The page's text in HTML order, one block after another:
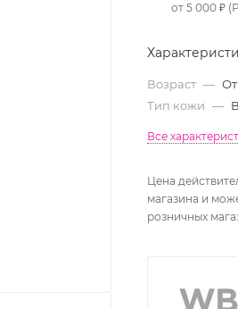
от 5 000 ₽
Возраст — От
Тип кожи —
Все
Цена
магазина и
розничных